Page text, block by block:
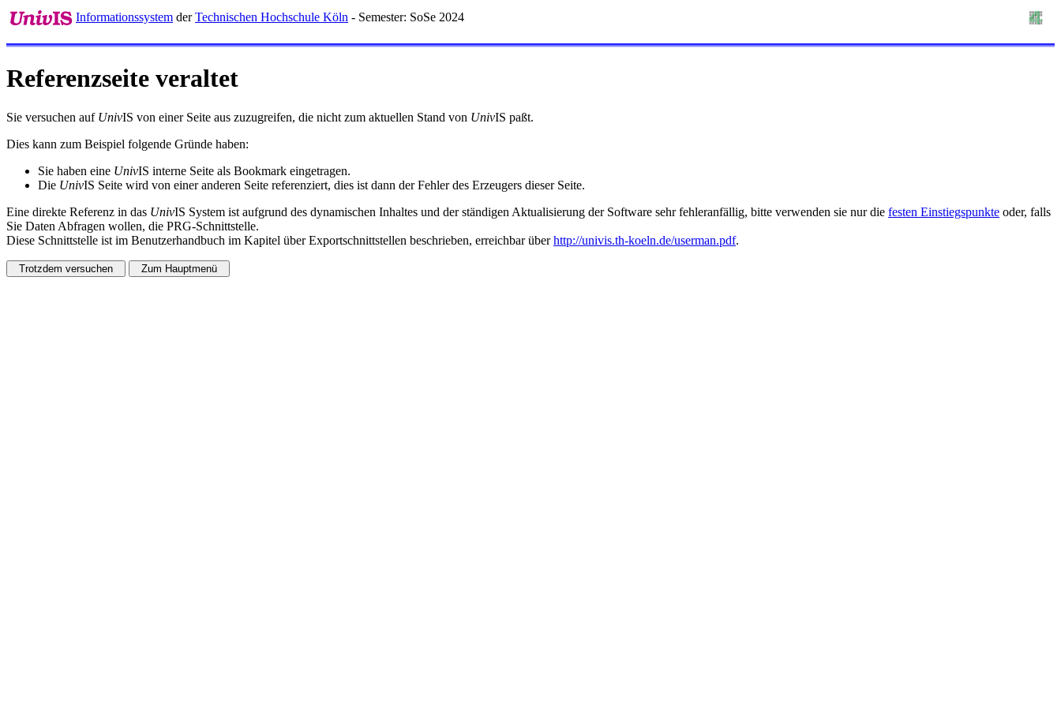
Informationssystem derTechnischen Hochschule Köln - Semester: SoSe 2024
Referenzseite veraltet
Sie versuchen auf UnivIS von einer Seite aus zuzugreifen, die nicht zum aktuellen Stand von UnivIS paßt.
Dies kann zum Beispiel folgende Gründe haben:
Sie haben eine UnivIS interne Seite als Bookmark eingetragen.
Die UnivIS Seite wird von einer anderen Seite referenziert, dies ist dann der Fehler des Erzeugers dieser Seite.
Eine direkte Referenz in das UnivIS System ist aufgrund des dynamischen Inhaltes und der ständigen Aktualisierung der Software sehr fehleranfällig, bitte verwenden sie nur die festen Einstiegspunkte oder, falls
Sie Daten Abfragen wollen, die PRG-Schnittstelle.
Diese Schnittstelle ist im Benutzerhandbuch im Kapitel über Exportschnittstellen beschrieben, erreichbar überhttp://univis.th-koeln.de/userman.pdf.